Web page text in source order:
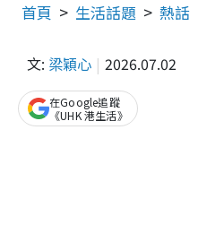
首頁 生活話題 熱話
文: 梁穎心 2026.07.02
在Google追蹤
《UHK 港生活》